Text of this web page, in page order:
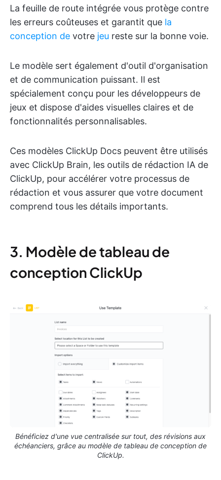
La feuille de route intégrée vous protège contre
les erreurs coûteuses et garantit que la
conception de votre jeu reste sur la bonne voie.
Le modèle sert également d'outil d'organisation
et de communication puissant. Il est
spécialement conçu pour les développeurs de
jeux et dispose d'aides visuelles claires et de
fonctionnalités personnalisables.
Ces modèles ClickUp Docs peuvent être utilisés
avec ClickUp Brain, les outils de rédaction IA de
ClickUp, pour accélérer votre processus de
rédaction et vous assurer que votre document
comprend tous les détails importants.
3. Modèle de tableau de
conception ClickUp
Bénéficiez d'une vue centralisée sur tout, des révisions aux
échéanciers, grâce au modèle de tableau de conception de
ClickUp.